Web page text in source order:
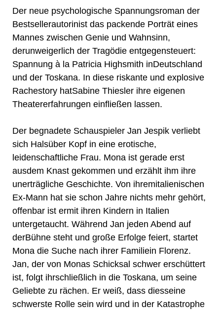
Der neue psychologische Spannungsroman der
Bestsellerautorinist das packende Porträt eines
Mannes zwischen Genie und Wahnsinn,
derunweigerlich der Tragödie entgegensteuert:
Spannung à la Patricia Highsmith inDeutschland
und der Toskana. In diese riskante und explosive
Rachestory hatSabine Thiesler ihre eigenen
Theatererfahrungen einfließen lassen.
Der begnadete Schauspieler Jan Jespik verliebt
sich Halsüber Kopf in eine erotische,
leidenschaftliche Frau. Mona ist gerade erst
ausdem Knast gekommen und erzählt ihm ihre
unerträgliche Geschichte. Von ihremitalienischen
Ex-Mann hat sie schon Jahre nichts mehr gehört,
offenbar ist ermit ihren Kindern in Italien
untergetaucht. Während Jan jeden Abend auf
derBühne steht und große Erfolge feiert, startet
Mona die Suche nach ihrer Familiein Florenz.
Jan, der von Monas Schicksal schwer erschüttert
ist, folgt ihrschließlich in die Toskana, um seine
Geliebte zu rächen. Er weiß, dass diesseine
schwerste Rolle sein wird und in der Katastrophe